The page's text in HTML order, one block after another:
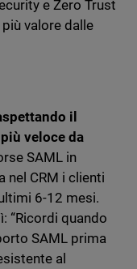
e Zero Trust
valore dalle
il
veloce da
SAML in
nel CRM i clienti
6-12 mesi.
“Ricordi quando
SAML prima
al